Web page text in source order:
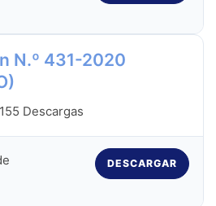
N.º 431-2020
Descargas
DESCARGAR